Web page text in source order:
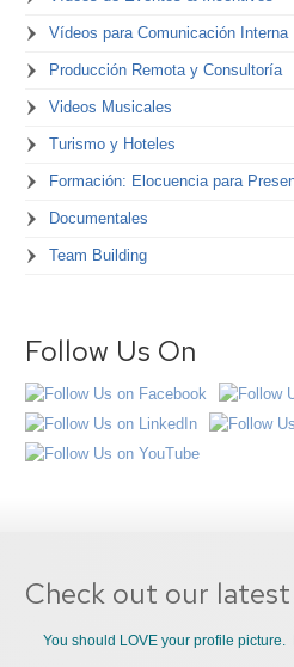
Vídeos para Comunicación Interna
Producción Remota y Consultoría
Videos Musicales
Turismo y Hoteles
Formación: Elocuencia para
Documentales
Team Building
Follow Us On
Check out our
You should LOVE your profile picture.